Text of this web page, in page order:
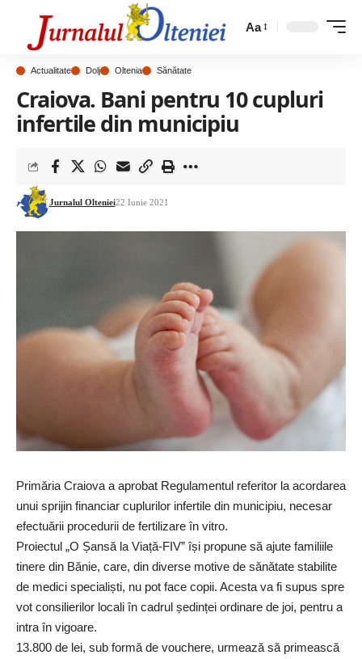
Aa
Actualitate Dolj Oltenia Sănătate
Craiova. Bani pentru 10 cupluri
infertile din municipiu
Jurnalul Olteniei22 Iunie 2021
Primăria Craiova a aprobat Regulamentul referitor la acordarea
unui sprijin financiar cuplurilor infertile din municipiu, necesar
efectuării procedurii de fertilizare în vitro.
Proiectul „O Șansă la Viață-FIV” își propune să ajute familiile
tinere din Bănie, care, din diverse motive de sănătate stabilite
de medici specialiști, nu pot face copii. Acesta va fi supus spre
vot consilierilor locali în cadrul ședinței ordinare de joi, pentru a
intra în vigoare.
13.800 de lei, sub formă de vouchere, urmează să primească